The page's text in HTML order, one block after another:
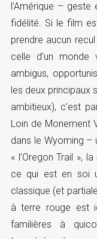
l’Amérique –
fidélité. Si le film
prendre aucun
celle d’un
ambigus,
les deux principaux
ambitieux), c’est
Loin de Monement
dans le Wyoming –
« l’Oregon Trail »,
ce qui est en soi
classique (et
à terre rouge est
familières à